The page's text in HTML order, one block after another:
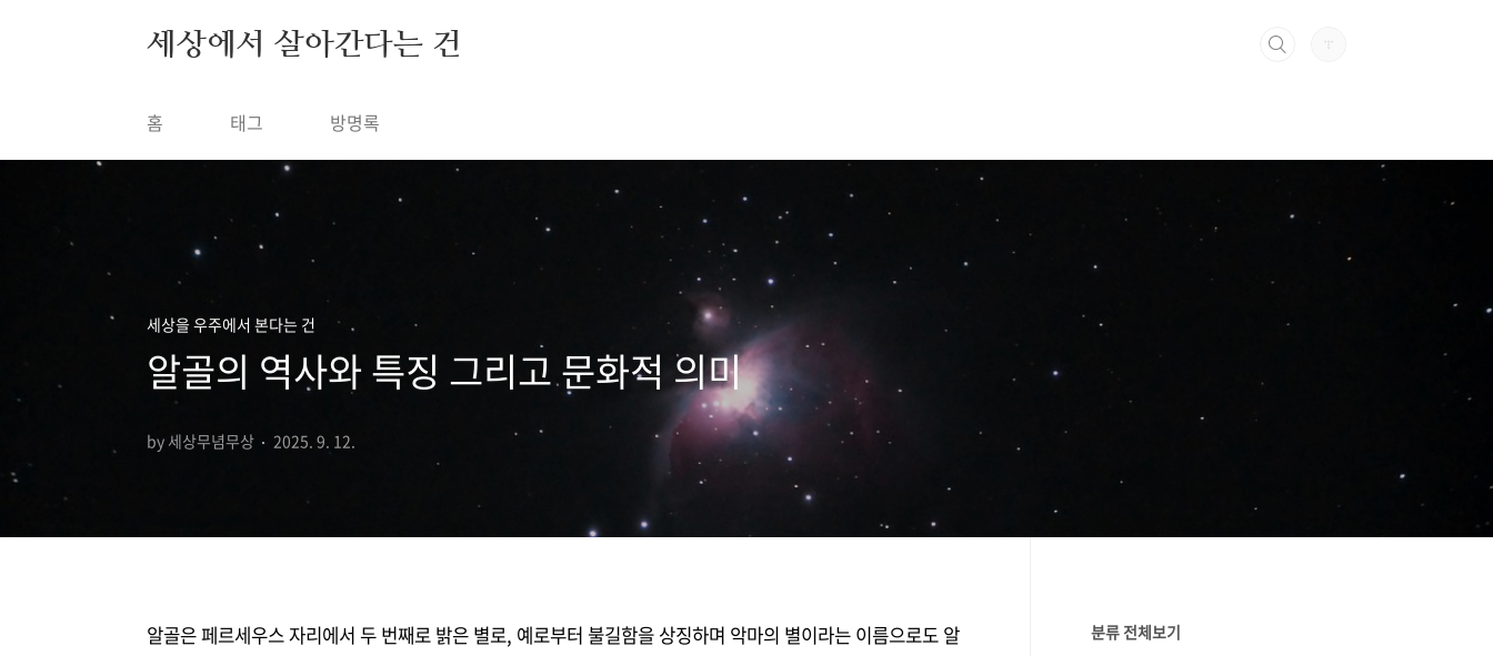
세상에서 살아간다는 건
홈 태그 방명록
세상을 우주에서 본다는 건
알골의 역사와 특징 그리고 문화적 의미
by 세상무념무상 2025. 9. 12.
알골은 페르세우스 자리에서 두 번째로 밝은 별로, 예로부터 불길함을 상징하며 악마의 별이라는 이름으로도 알
분류 전체보기